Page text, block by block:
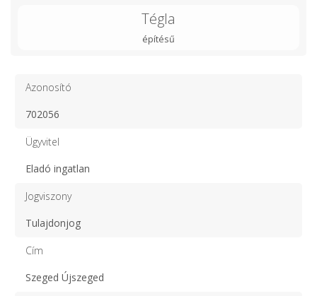
Tégla
építésű
Azonosító
702056
Ügyvitel
Eladó ingatlan
Jogviszony
Tulajdonjog
Cím
Szeged Újszeged